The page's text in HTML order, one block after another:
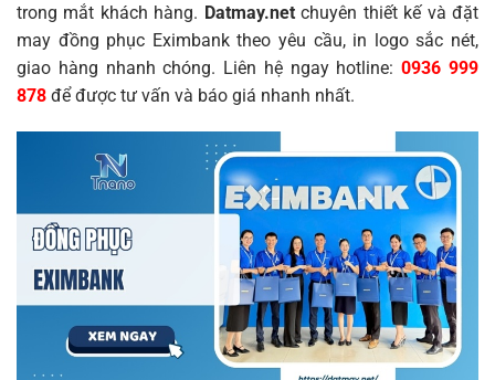
trong mắt khách hàng. Datmay.netchuyên thiết kế và đặt
may đồng phục Eximbank theo yêu cầu, in logo sắc nét,
giao hàng nhanh chóng. Liên hệ ngay hotline:0936 999
878 để được tư vấn và báo giá nhanh nhất.